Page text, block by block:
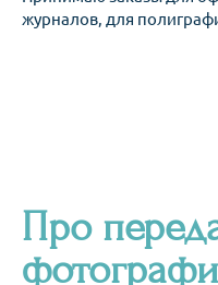
журналов, для
Про